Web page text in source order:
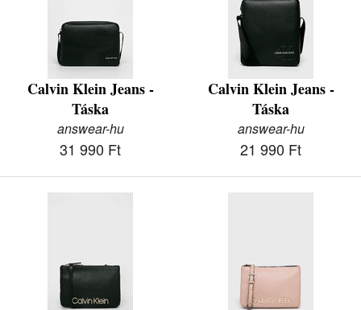
Calvin Klein Jeans -
Táska
answear-hu
31 990 Ft
Calvin Klein Jeans -
Táska
answear-hu
21 990 Ft